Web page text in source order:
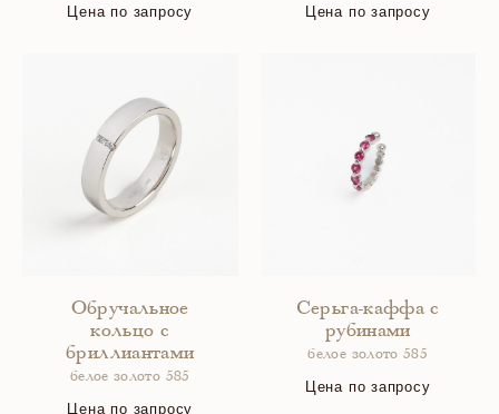
Цена по запросу Цена по запросу
Обручальное
кольцо с
бриллиантами
белое золото 585
Цена по запросу
Серьга-каффа с
рубинами
белое золото 585
Цена по запросу